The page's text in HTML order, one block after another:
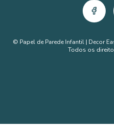
© Papel de Parede Infantil | Decor
Todos os